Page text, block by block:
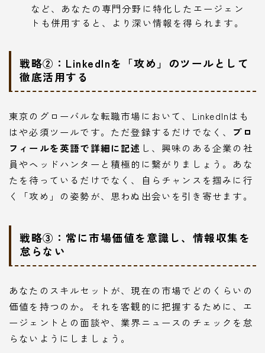
など、あなたの専門分野に特化したエージェン
トも併用すると、より深い情報を得られます。
戦略②：LinkedInを「攻め」のツールとして
徹底活用する
東京のグローバルな転職市場において、LinkedInはも
はや必須ツールです。ただ登録するだけでなく、 プロ
フィールを英語で詳細に記述 し、興味のある企業の社
員やヘッドハンターと積極的に繋がりましょう。あな
たを待っているだけでなく、自らチャンスを掴みに行
く「攻め」の姿勢が、思わぬ出会いを引き寄せます。
戦略③：常に市場価値を意識し、情報収集を
怠らない
あなたのスキルセットが、現在の市場でどのくらいの
価値を持つのか。それを客観的に把握するために、エ
ージェントとの面談や、業界ニュースのチェックを怠
らないようにしましょう。